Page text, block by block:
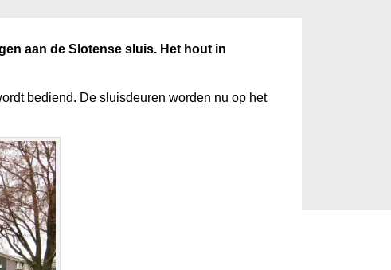
aan de Slotense sluis. Het hout in
bediend. De sluisdeuren worden nu op het